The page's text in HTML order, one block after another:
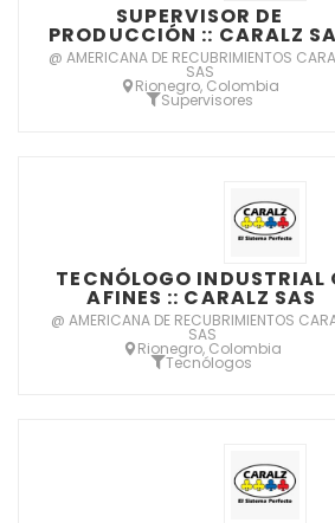
SUPERVISOR DE
PRODUCCIÓN :: CARALZ
@ AMERICANA DE RECUBRIMIENTOS
SAS
Rionegro, Colombia
Supervisores
TECNÓLOGO INDUSTRIAL
AFINES :: CARALZ SAS
@ AMERICANA DE RECUBRIMIENTOS
SAS
Rionegro, Colombia
Tecnólogos